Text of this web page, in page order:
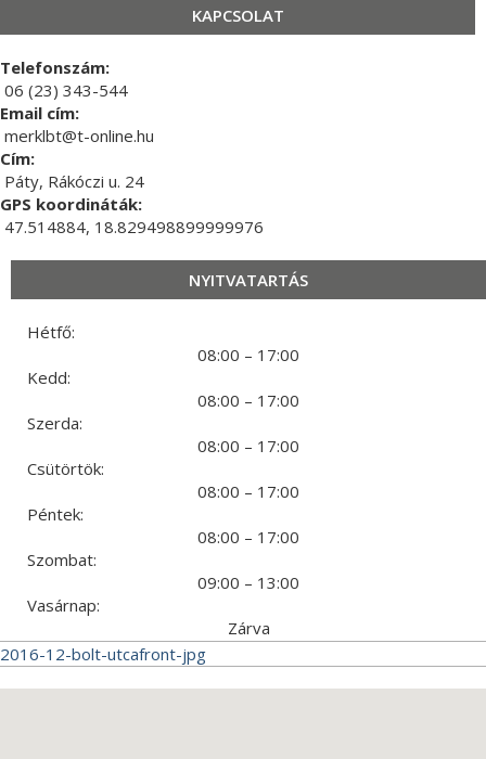
KAPCSOLAT
Telefonszám:
06 (23) 343-544
Email cím:
merklbt@t-online.hu
Cím:
Páty, Rákóczi u. 24
GPS koordináták:
47.514884, 18.829498899999976
NYITVATARTÁS
Hétfő:
08:00 – 17:00
Kedd:
08:00 – 17:00
Szerda:
08:00 – 17:00
Csütörtök:
08:00 – 17:00
Péntek:
08:00 – 17:00
Szombat:
09:00 – 13:00
Vasárnap:
Zárva